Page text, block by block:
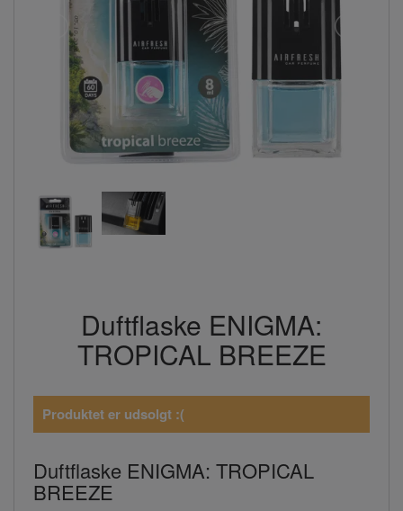
Duftflaske ENIGMA:
TROPICAL BREEZE
Produktet er udsolgt :(
Duftflaske ENIGMA: TROPICAL
BREEZE